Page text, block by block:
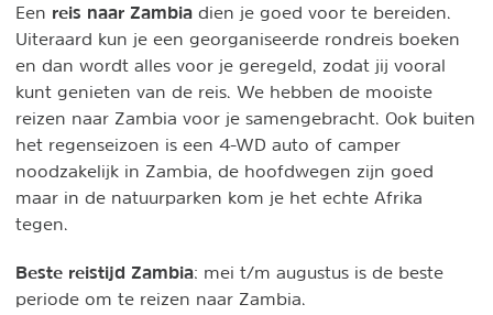
Een reis naar Zambia dien je goed voor te bereiden.
Uiteraard kun je een georganiseerde rondreis boeken
en dan wordt alles voor je geregeld, zodat jij vooral
kunt genieten van de reis. We hebben de mooiste
reizen naar Zambia voor je samengebracht. Ook buiten
het regenseizoen is een 4-WD auto of camper
noodzakelijk in Zambia, de hoofdwegen zijn goed
maar in de natuurparken kom je het echte Afrika
tegen.
Beste reistijd Zambia: mei t/m augustus is de beste
periode om te reizen naar Zambia.